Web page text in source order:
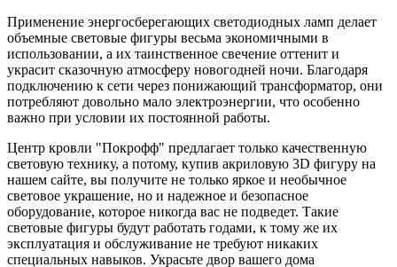
Применение энергосберегающих светодиодных ламп делает
объемные световые фигуры весьма экономичными в
использовании, а их таинственное свечение оттенит и
украсит сказочную атмосферу новогодней ночи. Благодаря
подключению к сети через понижающий трансформатор, они
потребляют довольно мало электроэнергии, что особенно
важно при условии их постоянной работы.
Центр кровли "Покрофф" предлагает только качественную
световую технику, а потому, купив акриловую 3D фигуру на
нашем сайте, вы получите не только яркое и необычное
световое украшение, но и надежное и безопасное
оборудование, которое никогда вас не подведет. Такие
световые фигуры будут работать годами, к тому же их
эксплуатация и обслуживание не требуют никаких
специальных навыков. Украсьте двор вашего дома